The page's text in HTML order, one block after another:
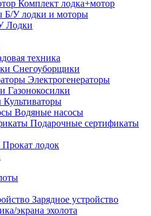
Комплект лодка+мотор
Б/У лодки и моторы
Лодки
техника
Снегоуборщики
Электрогенераторы
Газонокосилки
Культиваторы
Водяные насосы
Подарочные сертификаты
Прокат лодок
Зарядное устройство
экрана эхолота